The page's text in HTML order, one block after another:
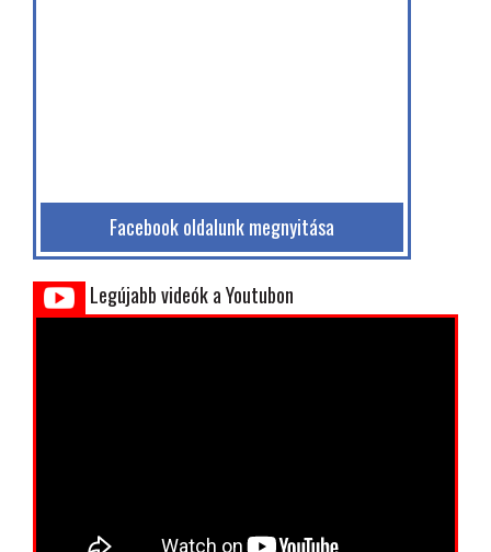
Facebook oldalunk megnyitása
Legújabb videók a Youtubon